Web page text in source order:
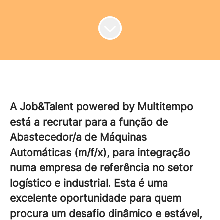
A Job&Talent powered by Multitempo
está a recrutar para a função de
Abastecedor/a de Máquinas
Automáticas (m/f/x), para integração
numa empresa de referência no setor
logístico e industrial. Esta é uma
excelente oportunidade para quem
procura um desafio dinâmico e estável,